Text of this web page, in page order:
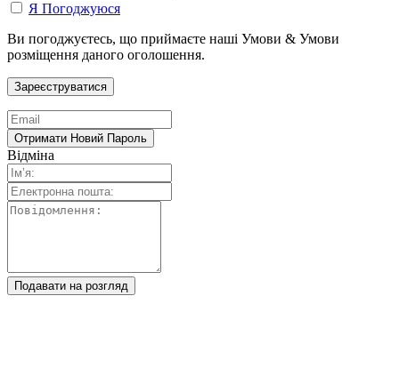
Я Погоджуюся
Ви погоджуєтесь, що приймаєте наші Умови & Умови
розміщення даного оголошення.
Відміна